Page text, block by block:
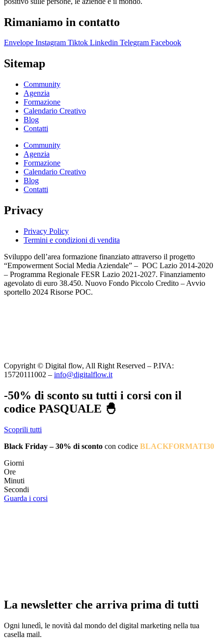
Rimaniamo in contatto
Envelope Instagram Tiktok Linkedin Telegram Facebook
Sitemap
Community
Agenzia
Formazione
Calendario Creativo
Blog
Contatti
Community
Agenzia
Formazione
Calendario Creativo
Blog
Contatti
Privacy
Privacy Policy
Termini e condizioni di vendita
Sviluppo dell’area formazione finanziato attraverso il progetto
“Empowerment Social Media Aziendale” – POC Lazio 2014-2020
– Programma Regionale FESR Lazio 2021-2027. Finanziamento
agevolato di euro 38.450. Nuovo Fondo Piccolo Credito – Avvio
sportello 2024 Risorse POC.
Copyright © Digital flow, All Right Reserved – P.IVA:
15720111002 – info@digitalflow.it
-50% di sconto su tutti i corsi con il
codice PASQUALE 🐣
Scoprili tutti
Black Friday – 30% di sconto con codice BLACKFORMATI30
Giorni
Ore
Minuti
Secondi
Guarda i corsi
La newsletter che arriva prima di tutti
Ogni lunedì, le novità dal mondo del digital marketing nella tua
casella mail.